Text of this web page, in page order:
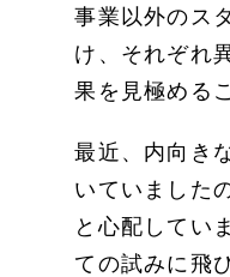
事業以外のス
け、それぞれ
果を見極める
最近、内向き
いていました
と心配してい
ての試みに飛